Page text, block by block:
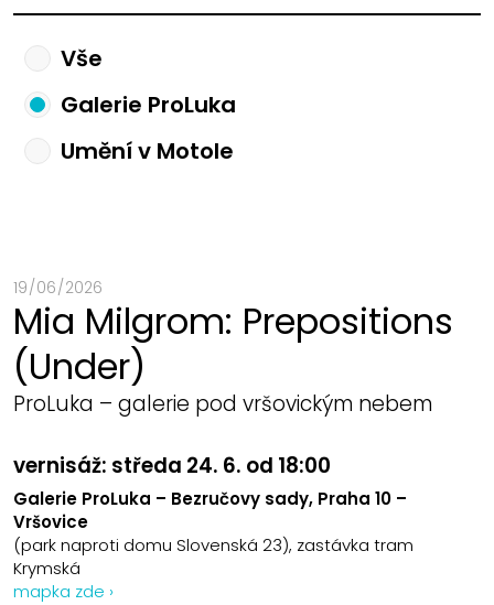
Vše
Galerie ProLuka
Umění v Motole
19 / 06 / 2026
Mia Milgrom: Prepositions
(Under)
ProLuka – galerie pod vršovickým nebem
vernisáž: středa 24. 6. od 18:00
Galerie ProLuka – Bezručovy sady, Praha 10 –
Vršovice
(park naproti domu Slovenská 23), zastávka tram
Krymská
mapka zde ›